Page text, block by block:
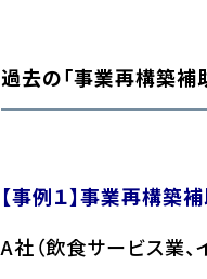
過去の「事業再構築補
【事例１】事業再構築
A社（飲食サービス業、